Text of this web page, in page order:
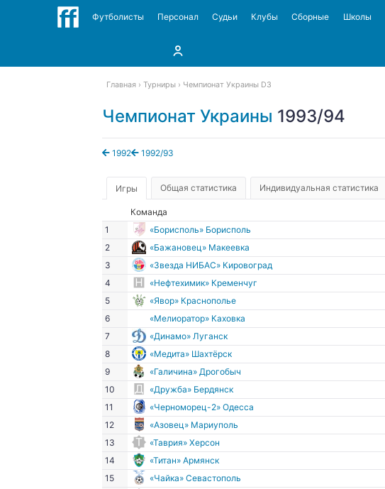
Футболисты Персонал Судьи Клубы Сборные Школы
Главная Турниры Чемпионат Украины D3
Чемпионат Украины 1993/94
1992 1992/93
Игры Общая статистика Индивидуальная статистика
Команда
1
«Борисполь» Борисполь
2
«Бажановец» Макеевка
3
«Звезда НИБАС» Кировоград
4
«Нефтехимик» Кременчуг
5
«Явор» Краснополье
6
«Мелиоратор» Каховка
7
«Динамо» Луганск
8
«Медита» Шахтёрск
9
«Галичина» Дрогобыч
10
«Дружба» Бердянск
11
«Черноморец-2» Одесса
12
«Азовец» Мариуполь
13
«Таврия» Херсон
14
«Титан» Армянск
15
«Чайка» Севастополь